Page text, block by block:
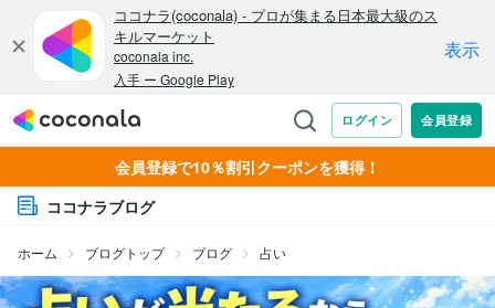
会員登録で10％割引クーポンを獲得！
ココナラブログ
ホーム ブログトップ ブログ 占い